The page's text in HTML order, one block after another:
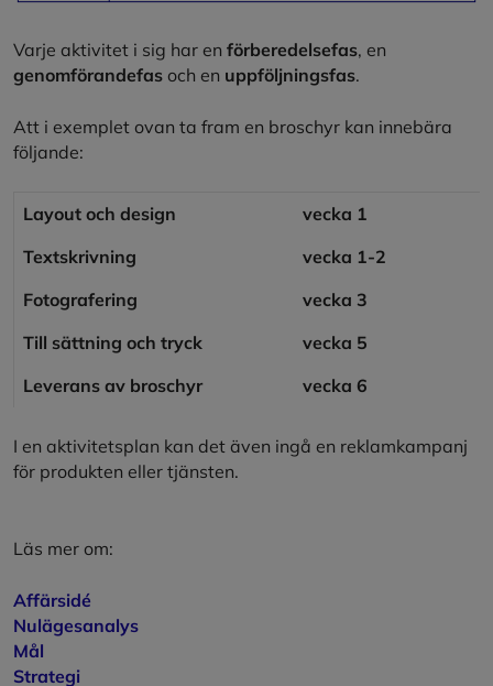
Varje aktivitet i sig har en förberedelsefas, en
genomförandefas och en uppföljningsfas.
Att i exemplet ovan ta fram en broschyr kan innebära
följande:
Layout och design
vecka 1
Textskrivning
vecka 1-2
Fotografering
vecka 3
Till sättning och tryck
vecka 5
Leverans av broschyr
vecka 6
I en aktivitetsplan kan det även ingå en reklamkampanj
för produkten eller tjänsten.
Läs mer om:
Affärsidé
Nulägesanalys
Mål
Strategi